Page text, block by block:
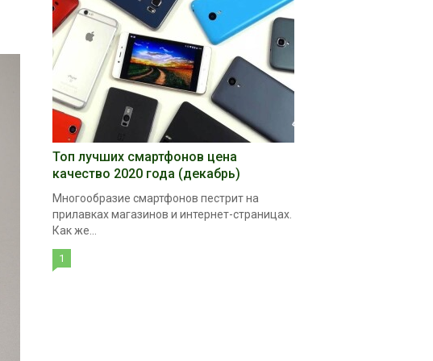
Топ лучших смартфонов цена
качество 2020 года (декабрь)
Многообразие смартфонов пестрит на
прилавках магазинов и интернет-страницах.
Как же...
1